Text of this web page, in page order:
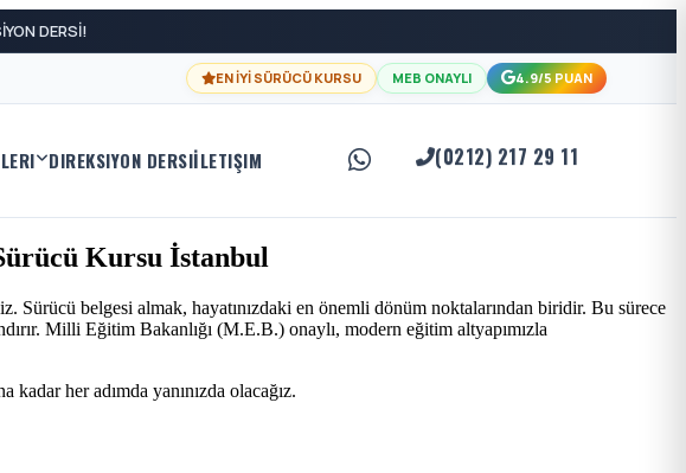
DERSİ!
EN İYİ SÜRÜCÜ KURSU MEB ONAYLI 4.9/5 PUAN
DIREKSIYON DERSIİLETIŞIM (0212) 217 29 11
Kursu İstanbul
Sürücü belgesi almak, hayatınızdaki en önemli dönüm noktalarından biridir. Bu sürece
Milli Eğitim Bakanlığı (M.E.B.) onaylı, modern eğitim altyapımızla
her adımda yanınızda olacağız.